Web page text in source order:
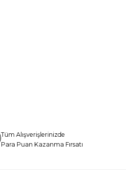
Tüm Alışverişlerinizde
Para Puan Kazanma Fırsatı